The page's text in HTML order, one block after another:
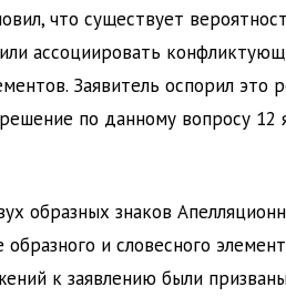
что существует
ассоциировать
Заявитель оспорил это
по данному вопросу 12
образных знаков
и словесного
к заявлению были